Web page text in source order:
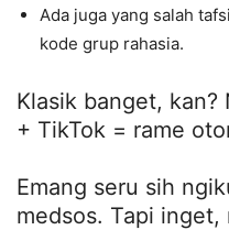
Ada juga yang salah
kode grup rahasia.
Klasik banget, kan?
+ TikTok = rame
Emang seru sih
medsos. Tapi inget,